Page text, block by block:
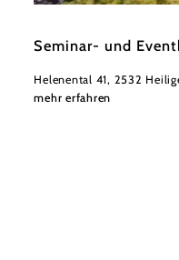
Seminar- und
Helenental 41, 2532
mehr erfahren